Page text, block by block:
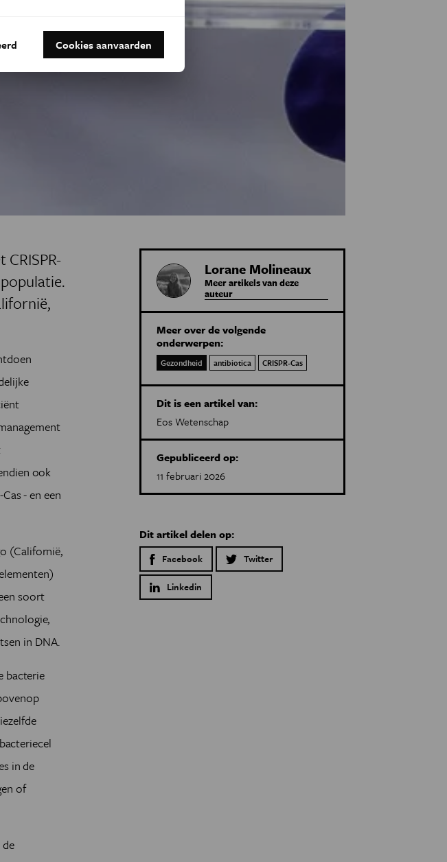
ook
- en een
(Californië,
soort
in DNA.
bacterie
in de
of
Lorane Molineaux
Meer artikels van deze
auteur
Meer over de volgende
onderwerpen:
Gezondheid antibiotica CRISPR-Cas
Dit is een artikel van:
Eos Wetenschap
Gepubliceerd op:
11 februari 2026
Dit artikel delen op:
Facebook Twitter
Linkedin
Cookies aanvaarden